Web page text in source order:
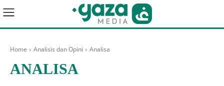
Home Analisis dan Opini Analisa
ANALISA